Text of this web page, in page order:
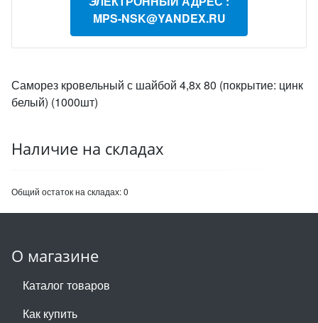
MPS-NSK@YANDEX.RU
Саморез кровельный с шайбой 4,8х 80 (покрытие: цинк
белый) (1000шт)
Наличие на складах
Общий остаток на складах:0
О магазине
Каталог товаров
Как купить